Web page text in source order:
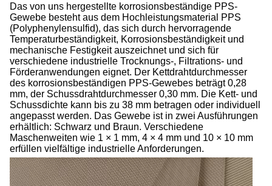
Das von uns hergestellte korrosionsbeständige PPS-
Gewebe besteht aus dem Hochleistungsmaterial PPS
(Polyphenylensulfid), das sich durch hervorragende
Temperaturbeständigkeit, Korrosionsbeständigkeit und
mechanische Festigkeit auszeichnet und sich für
verschiedene industrielle Trocknungs-, Filtrations- und
Förderanwendungen eignet. Der Kettdrahtdurchmesser
des korrosionsbeständigen PPS-Gewebes beträgt 0,28
mm, der Schussdrahtdurchmesser 0,30 mm. Die Kett- und
Schussdichte kann bis zu 38 mm betragen oder individuell
angepasst werden. Das Gewebe ist in zwei Ausführungen
erhältlich: Schwarz und Braun. Verschiedene
Maschenweiten wie 1 × 1 mm, 4 × 4 mm und 10 × 10 mm
erfüllen vielfältige industrielle Anforderungen.